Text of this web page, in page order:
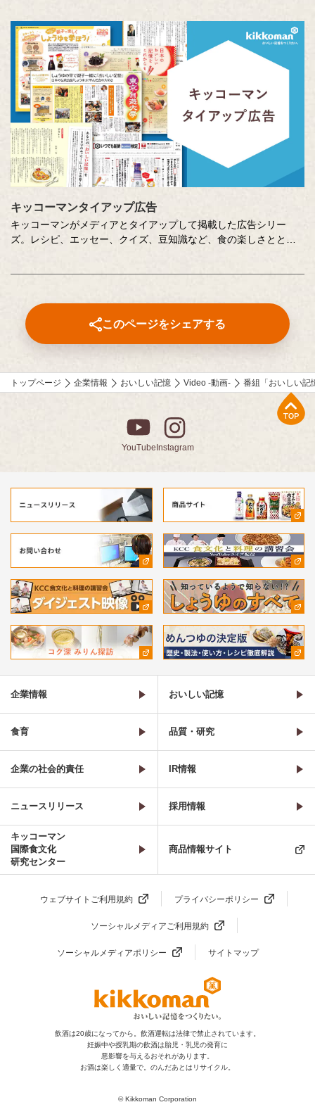
各年代から数多くのこころあたたまる作品が寄せられています。
少し前向きになれる、今が大切になる。そんな「おいしい記憶」
をつづった、歴代の受賞作品をご紹介します。
キッコーマンタイアップ広告
キッコーマンがメディアとタイアップして掲載した広告シリー
ズ。レシピ、エッセー、クイズ、豆知識など、食の楽しさととも
このページをシェアする
トップページ 企業情報 おいしい記憶 Video -動画- 番組「おいしい記
YouTubeInstagram
企業情報 おいしい記憶
食育 品質・研究
企業の社会的責任 IR情報
ニュースリリース 採用情報
キッコーマン
国際食文化
研究センター
商品情報サイト
ウェブサイトご利用規約 プライバシーポリシー
ソーシャルメディアご利用規約
ソーシャルメディアポリシー サイトマップ
飲酒は20歳になってから。飲酒運転は法律で禁止されています。
妊娠中や授乳期の飲酒は胎児・乳児の発育に
悪影響を与えるおそれがあります。
お酒は楽しく適量で。のんだあとはリサイクル。
© Kikkoman Corporation